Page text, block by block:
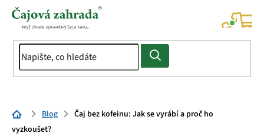
Přejít
Domů Blog
Čaj bez kofeinu: Jak se vyrábí a proč ho
vyzkoušet?